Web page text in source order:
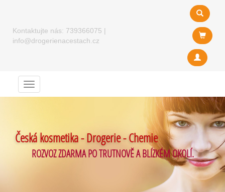
Kontaktujte nás: 739366075 |
info@drogerienacestach.cz
Menu
Česká kosmetika - Drogerie - Chemie
ROZVOZ ZDARMA PO TRUTNOVĚ A BLÍZKÉM OKOLÍ.